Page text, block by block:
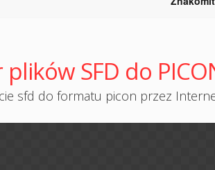
SFD do
sfd do formatu picon przez